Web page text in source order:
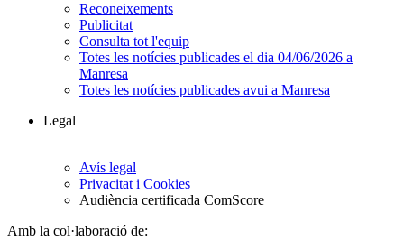
Reconeixements
Publicitat
Consulta tot l'equip
Totes les notícies publicades el dia 04/06/2026 a
Manresa
Totes les notícies publicades avui a Manresa
Legal
Avís legal
Privacitat i Cookies
Audiència certificada ComScore
Amb la col·laboració de: